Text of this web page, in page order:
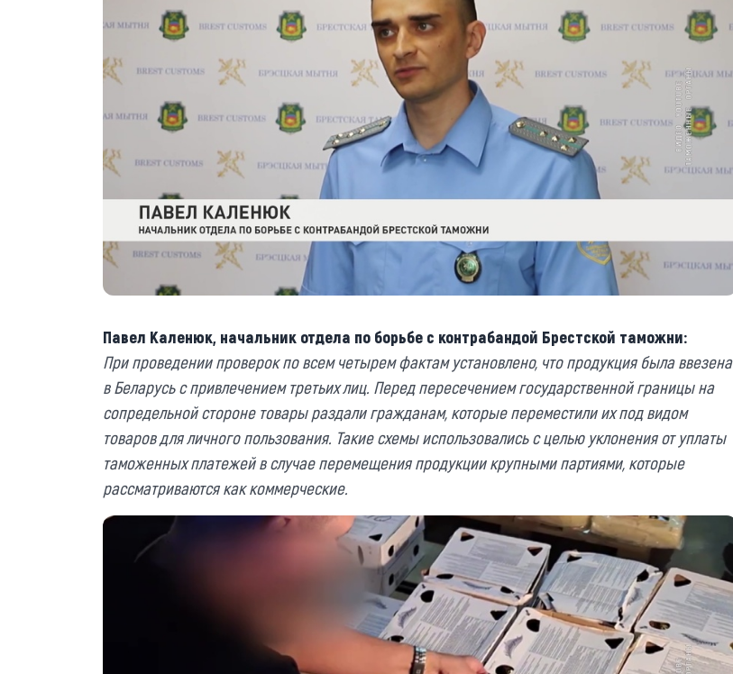
Павел Каленюк, начальник отдела по борьбе с контрабандой Брестской таможни:
При проведении проверок по всем четырем фактам установлено, что продукция была ввезена
в Беларусь с привлечением третьих лиц. Перед пересечением государственной границы на
сопредельной стороне товары раздали гражданам, которые переместили их под видом
товаров для личного пользования. Такие схемы использовались с целью уклонения от уплаты
таможенных платежей в случае перемещения продукции крупными партиями, которые
рассматриваются как коммерческие.